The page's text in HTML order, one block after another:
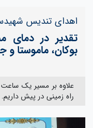
اهدای تندیس
بوکان، ماموستا و
راه زمینی در پیش